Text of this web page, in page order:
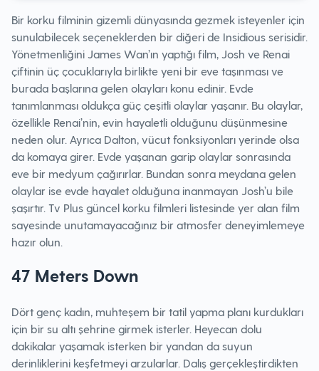
Bir korku filminin gizemli dünyasında gezmek isteyenler için
sunulabilecek seçeneklerden bir diğeri de Insidious serisidir.
Yönetmenliğini James Wan’ın yaptığı film, Josh ve Renai
çiftinin üç çocuklarıyla birlikte yeni bir eve taşınması ve
burada başlarına gelen olayları konu edinir. Evde
tanımlanması oldukça güç çeşitli olaylar yaşanır. Bu olaylar,
özellikle Renai’nin, evin hayaletli olduğunu düşünmesine
neden olur. Ayrıca Dalton, vücut fonksiyonları yerinde olsa
da komaya girer. Evde yaşanan garip olaylar sonrasında
eve bir medyum çağırırlar. Bundan sonra meydana gelen
olaylar ise evde hayalet olduğuna inanmayan Josh’u bile
şaşırtır. Tv Plus güncel korku filmleri listesinde yer alan film
sayesinde unutamayacağınız bir atmosfer deneyimlemeye
hazır olun.
47 Meters Down
Dört genç kadın, muhteşem bir tatil yapma planı kurdukları
için bir su altı şehrine girmek isterler. Heyecan dolu
dakikalar yaşamak isterken bir yandan da suyun
derinliklerini keşfetmeyi arzularlar. Dalış gerçekleştirdikten